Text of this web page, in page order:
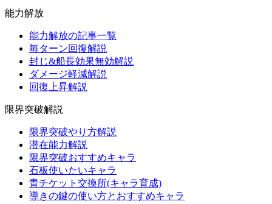
能力解放
能力解放の記事一覧
毎ターン回復解説
封じ&船長効果無効解説
ダメージ軽減解説
回復上昇解説
限界突破解説
限界突破やり方解説
潜在能力解説
限界突破おすすめキャラ
石板使いたいキャラ
青チケット交換所(キャラ育成)
導きの鍵の使い方とおすすめキャラ